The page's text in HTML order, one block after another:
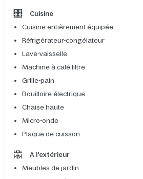
Cuisine
Cuisine entièrement équipée
Réfrigérateur-congélateur
Lave-vaisselle
Machine à café filtre
Grille-pain
Bouilloire électrique
Chaise haute
Micro-onde
Plaque de cuisson
A l'extérieur
Meubles de jardin